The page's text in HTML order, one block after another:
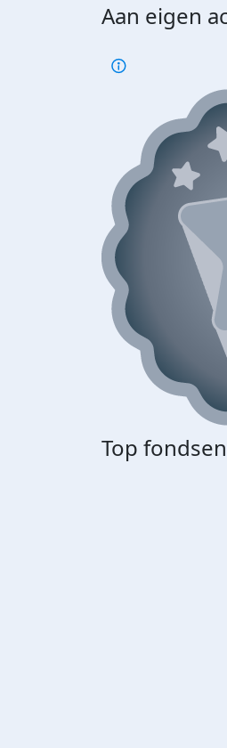
Aan eigen
Top